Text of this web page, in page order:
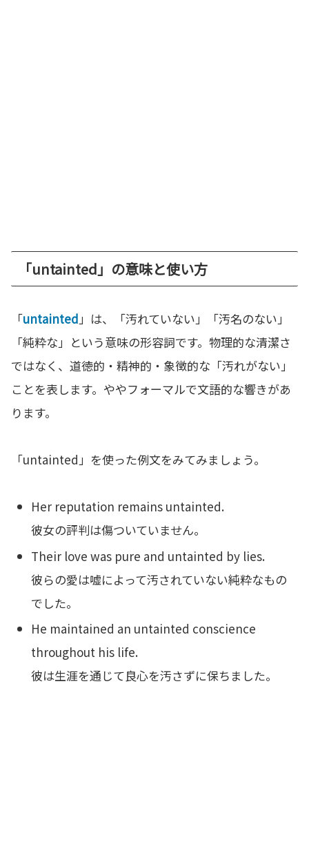
「untainted」の意味と使い方
「untainted」は、「汚れていない」「汚名のない」
「純粋な」という意味の形容詞です。物理的な清潔さ
ではなく、道徳的・精神的・象徴的な「汚れがない」
ことを表します。ややフォーマルで文語的な響きがあ
ります。
「untainted」を使った例文をみてみましょう。
Her reputation remains untainted.
彼女の評判は傷ついていません。
Their love was pure and untainted by lies.
彼らの愛は嘘によって汚されていない純粋なもの
でした。
He maintained an untainted conscience
throughout his life.
彼は生涯を通じて良心を汚さずに保ちました。